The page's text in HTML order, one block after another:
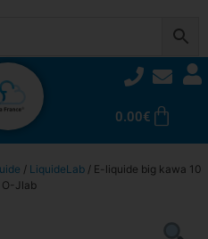
0.00€
/ LiquideLab/ E-liquide big kawa 10
O-Jlab